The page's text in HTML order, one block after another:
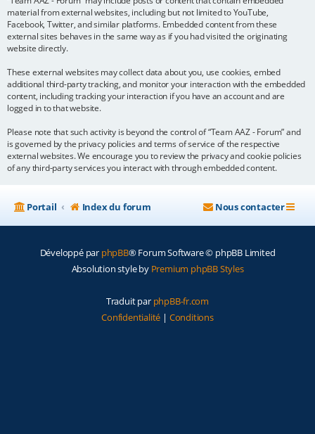
material from external websites, including but not limited to YouTube,
Facebook, Twitter, and similar platforms. Embedded content from these
external sites behaves in the same way as if you had visited the originating
website directly.
These external websites may collect data about you, use cookies, embed
additional third-party tracking, and monitor your interaction with the embedded
content, including tracking your interaction if you have an account and are
logged in to that website.
Please note that such activity is beyond the control of “Team AAZ - Forum” and
is governed by the privacy policies and terms of service of the respective
external websites. We encourage you to review the privacy and cookie policies
of any third-party services you interact with through embedded content.
Portail Index du forum Nous contacter
Développé par phpBB® Forum Software © phpBB Limited
Absolution style by Premium phpBB Styles
Traduit par phpBB-fr.com
Confidentialité | Conditions